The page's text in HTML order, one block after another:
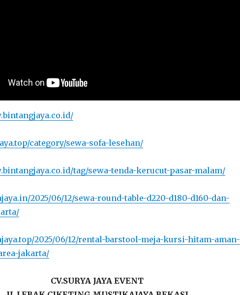
category/sewa-sofa-lesehan/
tag/sewa-tenda-kerucut-pasar-malam/
2025/06/12/sewa-round-table-d220-d180-d160-dan-
2025/06/12/rental-barstool-meja-kursi-hitam-aman-
jakarta/
CV.SURYA JAYA EVENT